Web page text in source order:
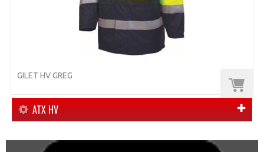
GILET HV GREG
ATX HV